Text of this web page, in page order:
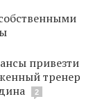
привезти
тренер
2